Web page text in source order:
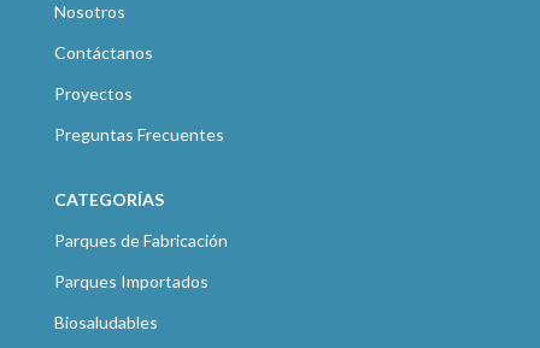
Nosotros
Contáctanos
Proyectos
Preguntas Frecuentes
CATEGORÍAS
Parques de Fabricación
Parques Importados
Biosaludables